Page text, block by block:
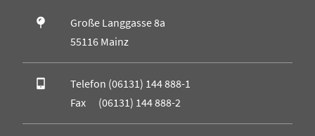
Große Langgasse 8a
55116 Mainz
Telefon (06131) 144 888-1
Fax (06131) 144 888-2